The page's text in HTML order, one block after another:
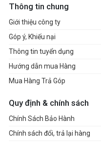
Thông tin chung
Giới thiệu công ty
Góp ý, Khiếu nại
Thông tin tuyển dụng
Hướng dẫn mua Hàng
Mua Hàng Trả Góp
Quy định & chính sách
Chính Sách Bảo Hành
Chính sách đổi, trả lại hàng